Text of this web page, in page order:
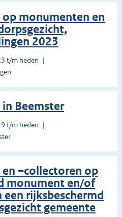
monumenten en
2023
t/m heden
Beemster
t/m heden
–collectoren op
monument en/of
een rijksbeschermd
gemeente